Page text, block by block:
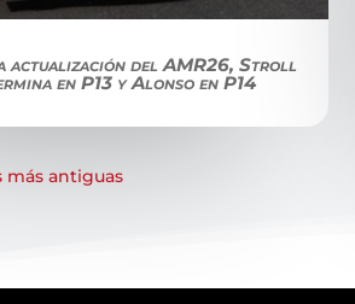
actualización del AMR26, Stroll
en P13 y Alonso en P14
más antiguas